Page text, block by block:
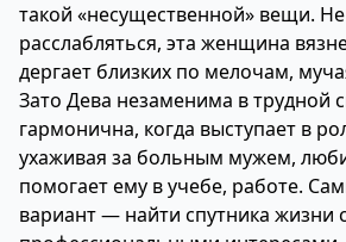
такой «несущественной» вещи.
расслабляться, эта женщина
дергает близких по мелочам,
Зато Дева незаменима в трудной
гармонична, когда выступает в
ухаживая за больным мужем,
помогает ему в учебе, работе.
вариант — найти спутника жизни